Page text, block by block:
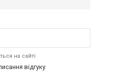
на сайті
відгуку